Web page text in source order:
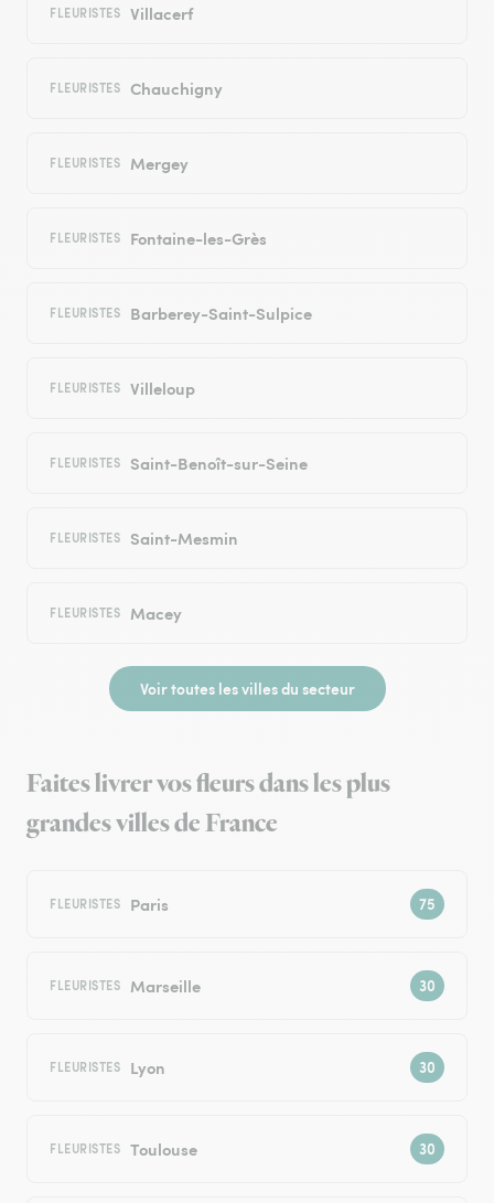
FLEURISTES Villacerf
FLEURISTES Chauchigny
FLEURISTES Mergey
FLEURISTES Fontaine-les-Grès
FLEURISTES Barberey-Saint-Sulpice
FLEURISTES Villeloup
FLEURISTES Saint-Benoît-sur-Seine
FLEURISTES Saint-Mesmin
FLEURISTES Macey
Voir toutes les villes du secteur
Faites livrer vos fleurs dans les plus
grandes villes de France
FLEURISTES Paris
FLEURISTES Marseille
FLEURISTES Lyon
FLEURISTES Toulouse